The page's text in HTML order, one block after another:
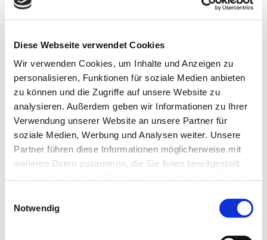
Diese Webseite verwendet Cookies
Wir verwenden Cookies, um Inhalte und Anzeigen zu
personalisieren, Funktionen für soziale Medien anbieten
zu können und die Zugriffe auf unsere Website zu
analysieren. Außerdem geben wir Informationen zu Ihrer
Verwendung unserer Website an unsere Partner für
soziale Medien, Werbung und Analysen weiter. Unsere
Partner führen diese Informationen möglicherweise mit
weiteren Daten zusammen, die Sie ihnen bereitgestellt
Notwendig
Nutzungsdaten setzen wir auch Cookies ein.
Computer gespeichert werden und zur Speicherung von
statistischen Information wie Betriebssystem, Ihrem
Internetbenutzungsprogramm (Browser), IP-Adresse, der
zuvor aufgerufene Webseite (Referrer-URL) und der Uhrzeit
dienen. Diese Daten erheben wir ausschließlich, zu
statistischen Zwecken, um unseren Internetauftritt weiter zu
optimieren und unsere Internetangebote noch attraktiver
gestalten zu können.
anonymisierter oder pseudonymisierter Form und lässt
keinen Rückschluss auf Sie als natürliche Person zu.